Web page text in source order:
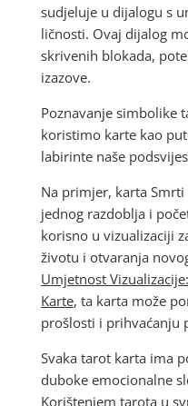
sudjeluje u dijalogu s
ličnosti. Ovaj dijalog
skrivenih blokada,
izazove.
Poznavanje simbolike
koristimo karte kao
labirinte naše
Na primjer, karta
jednog razdoblja i
korisno u vizualizaciji
životu i otvaranja
Umjetnost
Karte, ta karta može
prošlosti i prihvaćanju
Svaka tarot karta ima
duboke emocionalne
Korištenjem tarota u